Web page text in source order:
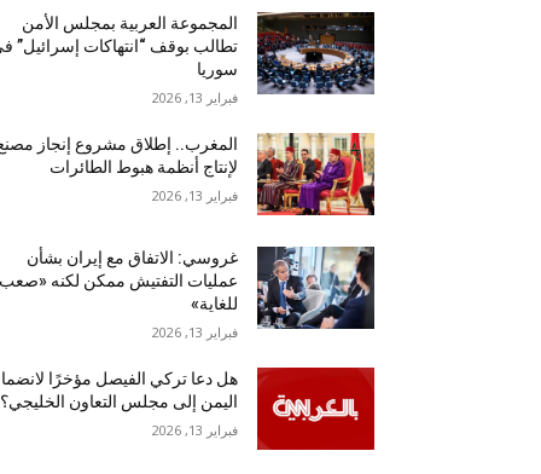
المجموعة العربية بمجلس الأمن
تطالب بوقف “انتهاكات إسرائيل”
سوريا
فبراير 13, 2026
المغرب.. إطلاق مشروع إنجاز
لإنتاج أنظمة هبوط الطائرات
فبراير 13, 2026
غروسي: الاتفاق مع إيران بشأن
عمليات التفتيش ممكن لكنه «صعب
للغاية»
فبراير 13, 2026
هل دعا تركي الفيصل مؤخرًا
اليمن إلى مجلس التعاون الخليجي؟
فبراير 13, 2026